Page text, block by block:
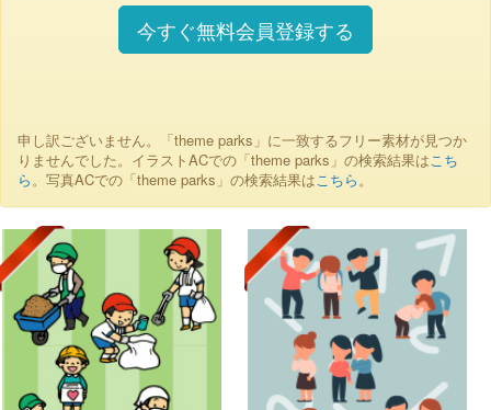
今すぐ無料会員登録する
申し訳ございません。「theme parks」に一致するフリー素材が見つか
りませんでした。イラストACでの「theme parks」の検索結果はこち
ら。写真ACでの「theme parks」の検索結果はこちら。